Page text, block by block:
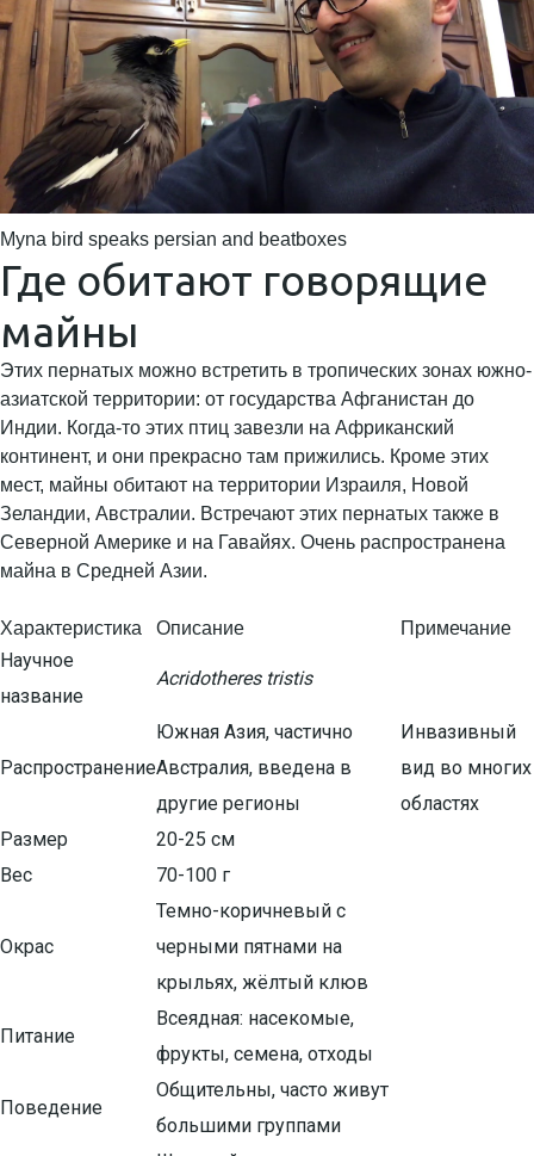
Myna bird speaks persian and beatboxes
Где обитают говорящие
майны
Этих пернатых можно встретить в тропических зонах южно-
азиатской территории: от государства Афганистан до
Индии. Когда-то этих птиц завезли на Африканский
континент, и они прекрасно там прижились. Кроме этих
мест, майны обитают на территории Израиля, Новой
Зеландии, Австралии. Встречают этих пернатых также в
Северной Америке и на Гавайях. Очень распространена
майна в Средней Азии.
Характеристика Описание Примечание
Научное
название
Acridotheres tristis
Распространение
Южная Азия, частично
Австралия, введена в
другие регионы
Инвазивный
вид во многих
областях
Размер
20-25 см
Вес
70-100 г
Окрас
Темно-коричневый с
черными пятнами на
крыльях, жёлтый клюв
Питание
Всеядная: насекомые,
фрукты, семена, отходы
Поведение
Общительны, часто живут
большими группами